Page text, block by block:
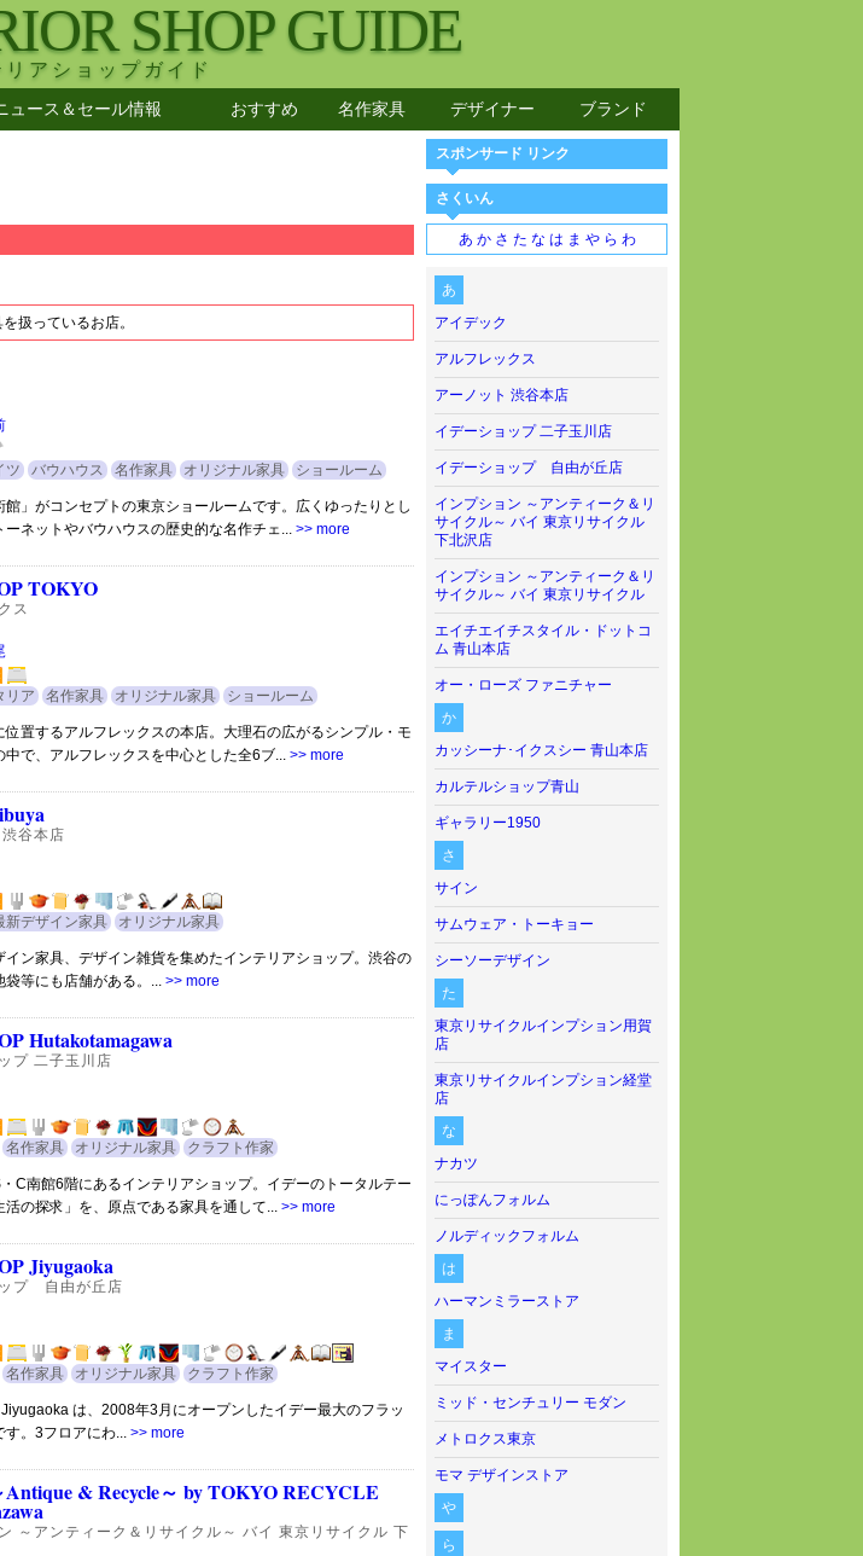
SHOP GUIDE
アショップガイド
ュース＆セール情報 おすすめ 名作家具 デザイナー ブランド
扱っているお店。
ツ バウハウス 名作家具 オリジナル家具 ショールーム
館」がコンセプトの東京ショールームです。広くゆったりとし
ーネットやバウハウスの歴史的な名作チェ... >> more
TOKYO
ス
リア 名作家具 オリジナル家具 ショールーム
位置するアルフレックスの本店。大理石の広がるシンプル・モ
中で、アルフレックスを中心とした全6ブ... >> more
谷本店
新デザイン家具 オリジナル家具
イン家具、デザイン雑貨を集めたインテリアショップ。渋谷の
袋等にも店舗がある。... >> more
Hutakotamagawa
プ 二子玉川店
名作家具 オリジナル家具 クラフト作家
C南館6階にあるインテリアショップ。イデーのトータルテー
活の探求」を、原点である家具を通して... >> more
Jiyugaoka
プ 自由が丘店
名作家具 オリジナル家具 クラフト作家
Jiyugaoka は、2008年3月にオープンしたイデー最大のフラッ
す。3フロアにわ... >> more
& Recycle～ by TOKYO RECYCLE
～アンティーク＆リサイクル～ バイ 東京リサイクル 下
スポンサード リンク
さくいん
あ か さ た な は ま や ら わ
あ
アイデック
アルフレックス
アーノット 渋谷本店
イデーショップ 二子玉川店
イデーショップ 自由が丘店
インプション ～アンティーク＆リ
サイクル～ バイ 東京リサイクル
下北沢店
インプション ～アンティーク＆リ
サイクル～ バイ 東京リサイクル
エイチエイチスタイル・ドットコ
ム 青山本店
オー・ローズ ファニチャー
か
カッシーナ･イクスシー 青山本店
カルテルショップ青山
ギャラリー1950
さ
サイン
サムウェア・トーキョー
シーソーデザイン
た
東京リサイクルインプション用賀
店
東京リサイクルインプション経堂
店
な
ナカツ
にっぽんフォルム
ノルディックフォルム
は
ハーマンミラーストア
ま
マイスター
ミッド・センチュリー モダン
メトロクス東京
モマ デザインストア
や
ら